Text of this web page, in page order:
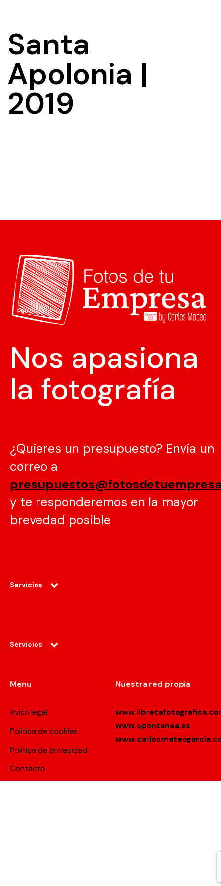
Santa
Apolonia |
2019
Nos apasiona
la fotografía
¿Quieres un presupuesto? Envía un
correo a
y te responderemos en la mayor
brevedad posible
Servicios
Servicios
Menu
Aviso legal
Política de cookies
Política de privacidad
Contacto
Nuestra red propia
www.spontanea.es